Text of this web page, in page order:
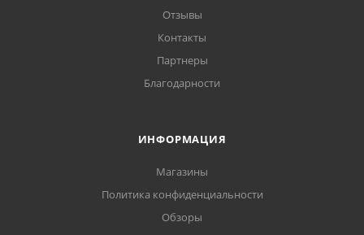
Отзывы
Контакты
Партнеры
Благодарности
ИНФОРМАЦИЯ
Магазины
Политика конфиденциальности
Обзоры